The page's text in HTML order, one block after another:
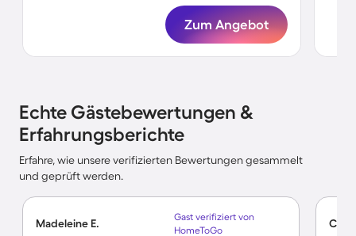
Zum Angebot
Echte Gästebewertungen &
Erfahrungsberichte
Erfahre, wie unsere verifizierten Bewertungen gesammelt
und geprüft werden.
Madeleine E.
Gast verifiziert von
HomeToGo